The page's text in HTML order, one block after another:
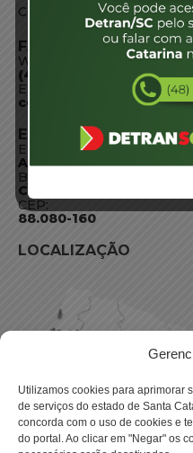
Utilizamos cookies para aprimorar
de serviços do estado de Santa
concorda com o uso de cookies e
do portal. Ao clicar em "Negar" os
Conheça SC
FALE CONOSCO
WhatsApp:
(48) 3664-1800
E-mail:
ENDEREÇO
Endereço:
Av. Almirante
Bairro:
Coqueiros, Florianópolis
CEP:
88.080-160
LOCALIZAÇÃO